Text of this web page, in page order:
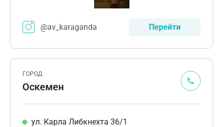
@av_karaganda Перейти
ГОРОД
Оскемен
ул. Карла Либкнехта 36/1